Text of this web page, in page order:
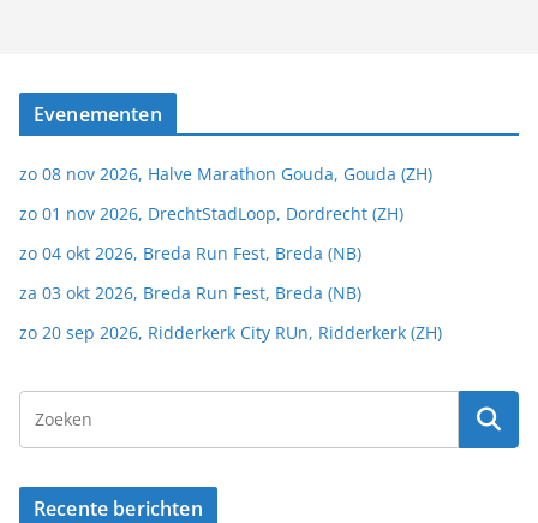
Evenementen
zo 08 nov 2026, Halve Marathon Gouda, Gouda (ZH)
zo 01 nov 2026, DrechtStadLoop, Dordrecht (ZH)
zo 04 okt 2026, Breda Run Fest, Breda (NB)
za 03 okt 2026, Breda Run Fest, Breda (NB)
zo 20 sep 2026, Ridderkerk City RUn, Ridderkerk (ZH)
Recente berichten